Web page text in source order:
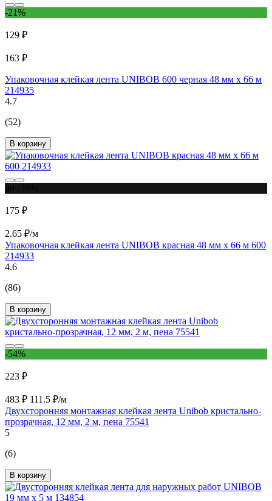
-21%
129 ₽
163 ₽
Упаковочная клейкая лента UNIBOB 600 черная 48 мм х 66 м
214935
4.7
(52)
В корзину
175 ₽
2.65 ₽/м
Упаковочная клейкая лента UNIBOB красная 48 мм х 66 м 600
214933
4.6
(86)
В корзину
-54%
223 ₽
483 ₽ 111.5 ₽/м
Двухсторонняя монтажная клейкая лента Unibob кристально-
прозрачная, 12 мм, 2 м, пена 75541
5
(6)
В корзину